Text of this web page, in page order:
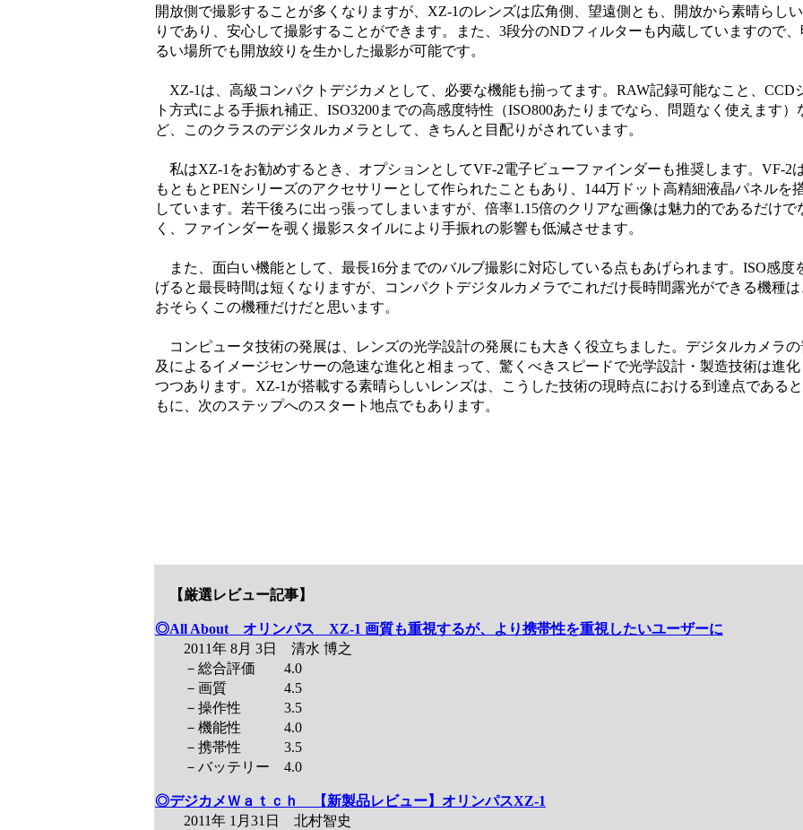
開放側で撮影することが多くなりますが、XZ-1のレンズは広角側、望遠側とも、開放から素晴らし
りであり、安心して撮影することができます。また、3段分のNDフィルターも内蔵していますので、
るい場所でも開放絞りを生かした撮影が可能です。
XZ-1は、高級コンパクトデジカメとして、必要な機能も揃ってます。RAW記録可能なこと、CCD
ト方式による手振れ補正、ISO3200までの高感度特性（ISO800あたりまでなら、問題なく使えます）
ど、このクラスのデジタルカメラとして、きちんと目配りがされています。
私はXZ-1をお勧めするとき、オプションとしてVF-2電子ビューファインダーも推奨します。VF-2
もともとPENシリーズのアクセサリーとして作られたこともあり、144万ドット高精細液晶パネルを
しています。若干後ろに出っ張ってしまいますが、倍率1.15倍のクリアな画像は魅力的であるだけで
く、ファインダーを覗く撮影スタイルにより手振れの影響も低減させます。
また、面白い機能として、最長16分までのバルブ撮影に対応している点もあげられます。ISO感度
げると最長時間は短くなりますが、コンパクトデジタルカメラでこれだけ長時間露光ができる機種は
おそらくこの機種だけだと思います。
コンピュータ技術の発展は、レンズの光学設計の発展にも大きく役立ちました。デジタルカメラの
及によるイメージセンサーの急速な進化と相まって、驚くべきスピードで光学設計・製造技術は進化
つつあります。XZ-1が搭載する素晴らしいレンズは、こうした技術の現時点における到達点である
もに、次のステップへのスタート地点でもあります。
【厳選レビュー記事】
◎All About オリンパス XZ-1 画質も重視するが、より携帯性を重視したいユーザーに
2011年 8月 3日 清水 博之
－総合評価 4.0
－画質 4.5
－操作性 3.5
－機能性 4.0
－携帯性 3.5
－バッテリー 4.0
◎デジカメＷａｔｃｈ 【新製品レビュー】オリンパスXZ-1
2011年 1月31日 北村智史